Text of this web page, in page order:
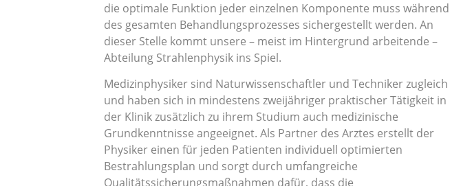
die optimale Funktion jeder einzelnen Komponente muss während
des gesamten Behandlungsprozesses sichergestellt werden. An
dieser Stelle kommt unsere – meist im Hintergrund arbeitende –
Abteilung Strahlenphysik ins Spiel.
Medizinphysiker sind Naturwissenschaftler und Techniker zugleich
und haben sich in mindestens zweijähriger praktischer Tätigkeit in
der Klinik zusätzlich zu ihrem Studium auch medizinische
Grundkenntnisse angeeignet. Als Partner des Arztes erstellt der
Physiker einen für jeden Patienten individuell optimierten
Bestrahlungsplan und sorgt durch umfangreiche
Qualitätssicherungsmaßnahmen dafür, dass die